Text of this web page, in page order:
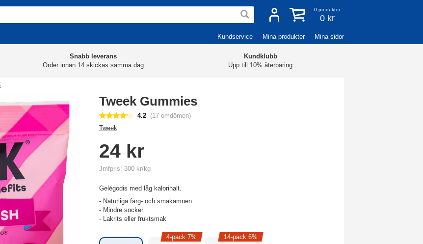
0 produkter
0 kr
Kundservice Mina produkter Mina sidor
Snabb leverans
Order innan 14 skickas samma dag
Kundklubb
Upp till 10% återbäring
Tweek Gummies
4.2 (17 omdömen)
Tweek
24 kr
Jmfpris: 300 kr/kg
Gelégodis med låg kalorihalt.
- Naturliga färg- och smakämnen
- Mindre socker
- Lakrits eller fruktsmak
4-pack 7% 14-pack 6%